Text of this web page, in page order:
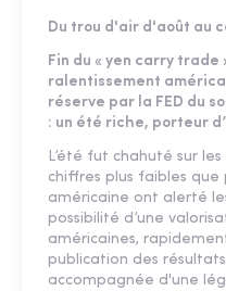
Du trou d'air d'août au
Fin du « yen carry trade
ralentissement
réserve par la FED du
: un été riche, porteur
L’été fut chahuté sur
chiffres plus faibles que
américaine ont alerté
possibilité d’une
américaines,
publication des
accompagnée d'une